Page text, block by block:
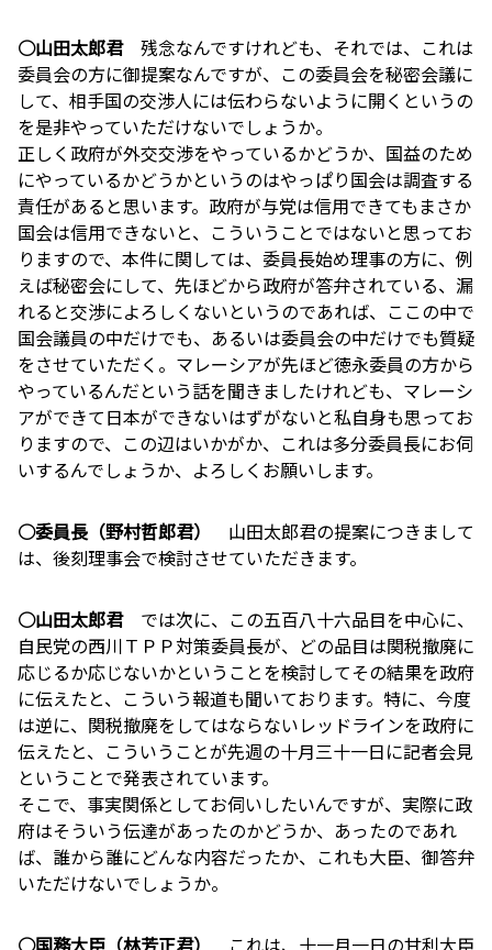
○山田太郎君残念なんですけれども、それでは、これは
委員会の方に御提案なんですが、この委員会を秘密会議に
して、相手国の交渉人には伝わらないように開くというの
を是非やっていただけないでしょうか。
正しく政府が外交交渉をやっているかどうか、国益のため
にやっているかどうかというのはやっぱり国会は調査する
責任があると思います。政府が与党は信用できてもまさか
国会は信用できないと、こういうことではないと思ってお
りますので、本件に関しては、委員長始め理事の方に、例
えば秘密会にして、先ほどから政府が答弁されている、漏
れると交渉によろしくないというのであれば、ここの中で
国会議員の中だけでも、あるいは委員会の中だけでも質疑
をさせていただく。マレーシアが先ほど徳永委員の方から
やっているんだという話を聞きましたけれども、マレーシ
アができて日本ができないはずがないと私自身も思ってお
りますので、この辺はいかがか、これは多分委員長にお伺
いするんでしょうか、よろしくお願いします。
○委員長（野村哲郎君）
山田太郎君の提案につきまして
は、後刻理事会で検討させていただきます。
○山田太郎君では次に、この五百八十六品目を中心に、
自民党の西川ＴＰＰ対策委員長が、どの品目は関税撤廃に
応じるか応じないかということを検討してその結果を政府
に伝えたと、こういう報道も聞いております。特に、今度
は逆に、関税撤廃をしてはならないレッドラインを政府に
伝えたと、こういうことが先週の十月三十一日に記者会見
ということで発表されています。
そこで、事実関係としてお伺いしたいんですが、実際に政
府はそういう伝達があったのかどうか、あったのであれ
ば、誰から誰にどんな内容だったか、これも大臣、御答弁
いただけないでしょうか。
○国務大臣（林芳正君） これは、十一月一日の甘利大臣